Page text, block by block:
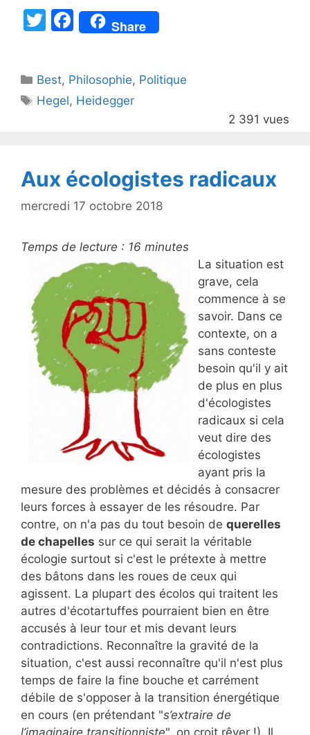
T
er
F
a
e
b
k
Share
Catégories
Best, Philosophie, Politique
Étiquettes
Hegel, Heidegger
2 391 vues
Aux écologistes radicaux
mercredi 17 octobre 2018
Temps de lecture : 16 minutes
La situation est
grave, cela
commence à se
savoir. Dans ce
contexte, on a
sans conteste
besoin qu'il y ait
de plus en plus
d'écologistes
radicaux si cela
veut dire des
écologistes
ayant pris la
mesure des problèmes et décidés à consacrer
leurs forces à essayer de les résoudre. Par
contre, on n'a pas du tout besoin de querelles
de chapelles sur ce qui serait la véritable
écologie surtout si c'est le prétexte à mettre
des bâtons dans les roues de ceux qui
agissent. La plupart des écolos qui traitent les
autres d'écotartuffes pourraient bien en être
accusés à leur tour et mis devant leurs
contradictions. Reconnaître la gravité de la
situation, c'est aussi reconnaître qu'il n'est plus
temps de faire la fine bouche et carrément
débile de s'opposer à la transition énergétique
en cours (en prétendant "s’extraire de
l’imaginaire transitionniste", on croit rêver !). Il